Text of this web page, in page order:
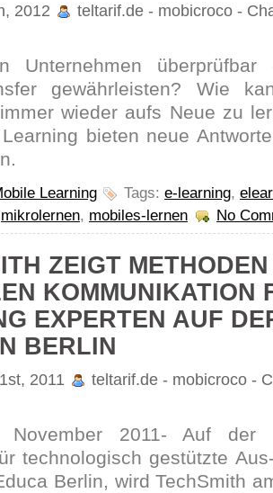
2012
teltarif.de - mobicroco -
Unternehmen überprüfbar
gewährleisten? Wie
wieder aufs Neue zu
bieten neue
Learning Tags: e-learning,
mikrolernen, mobiles-lernen No
ZEIGT
KOMMUNIKATION
EXPERTEN AUF
BERLIN
2011
teltarif.de - mobicroco -
November 2011- Auf der
technologisch gestützte
Berlin, wird TechSmith